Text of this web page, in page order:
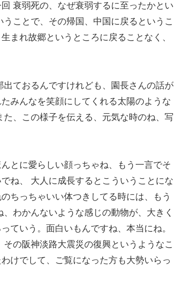
衰弱死の、なぜ衰弱するに至ったかとい
ことで、その帰国、中国に戻るというこ
まれ故郷というところに戻ることなく、
ておるんですけれども、園長さんの話が
みんなを笑顔にしてくれる太陽のような
、この様子を伝える、元気な時のね、写
とに愛らしい顔っちゃね、もう一言でそ
ね、 大人に成長するとこういうことにな
ちっちゃいい体つきしてる時には、もう
わかんないような感じの動物が、大きく
ていう。面白いもんですね、本当にね。
の阪神淡路大震災の復興というようなこ
けでして、ご覧になった方も大勢いらっ